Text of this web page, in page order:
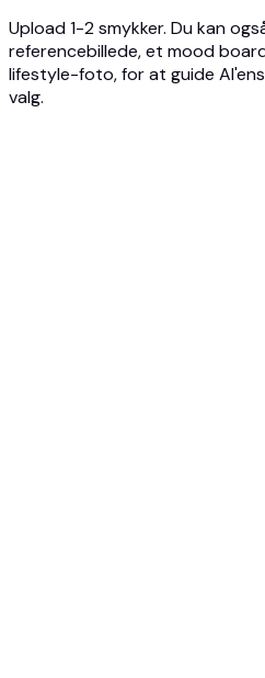
Upload 1-2 smykker. Du kan
referencebillede, et mood
lifestyle-foto, for at guide
valg.